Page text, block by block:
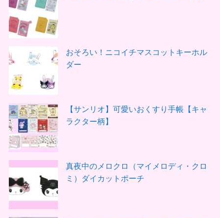
おそろい！ニコイチマスコットキーホル
ダー
【サンリオ】可愛いおくすり手帳【キャ
ラクター柄】
真夜中のメロクロ（マイメロディ・クロ
ミ）ダイカットポーチ